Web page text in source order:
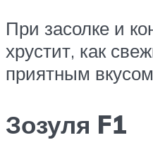
При засолке и
хрустит, как
приятным
Зозуля F1